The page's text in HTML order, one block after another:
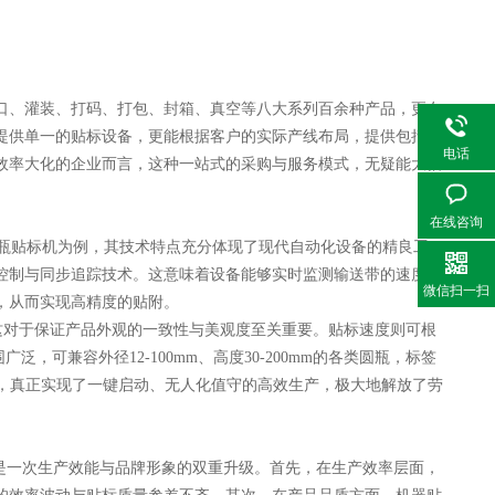
装、打码、打包、封箱、真空等八大系列百余种产品，更在
单一的贴标设备，更能根据客户的实际产线布局，提供包括自
大化的企业而言，这种一站式的采购与服务模式，无疑能大幅
机为例，其技术特点充分体现了现代自动化设备的精良工
与同步追踪技术。这意味着设备能够实时监测输送带的速度，
而实现高精度的贴附。
保证产品外观的一致性与美观度至关重要。贴标速度则可根
泛，可兼容外径12-100mm、高度30-200mm的各类圆瓶，标签
正实现了一键启动、无人化值守的高效生产，极大地解放了劳
生产效能与品牌形象的双重升级。首先，在生产效率层面，
电话
在线咨询
微信扫一扫